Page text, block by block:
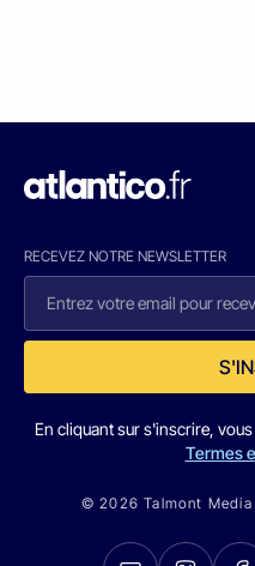
RECEVEZ NOTRE NEWSLETTER
En cliquant sur s'inscrire,
Termes
© 2026 Talmont